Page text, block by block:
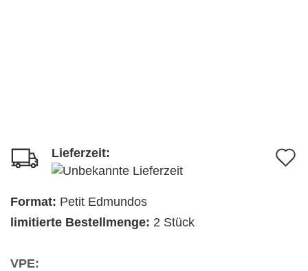
Lieferzeit:
Format: Petit Edmundos
limitierte Bestellmenge: 2 Stück
VPE: